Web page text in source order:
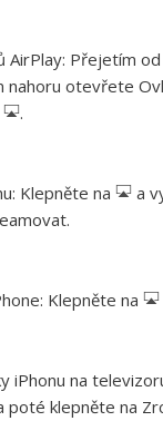
AirPlay: Přejetím
nahoru otevřete
.
Klepněte na
a
Klepněte na
iPhonu na
klepněte na